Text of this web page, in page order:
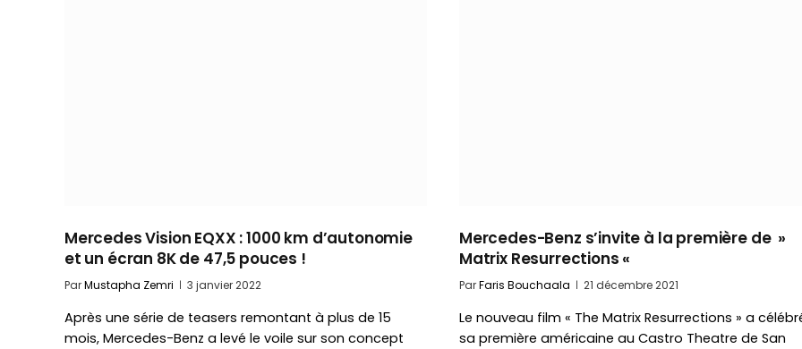
Mercedes Vision EQXX : 1000 km d’autonomie
et un écran 8K de 47,5 pouces !
ParMustapha Zemri 3 janvier 2022
Après une série de teasers remontant à plus de 15
mois, Mercedes-Benz a levé le voile sur son concept
Mercedes-Benz s’invite à la première de »
Matrix Resurrections «
ParFaris Bouchaala 21 décembre 2021
Le nouveau film « The Matrix Resurrections » a
sa première américaine au Castro Theatre de San